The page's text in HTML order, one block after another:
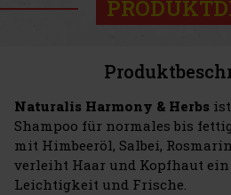
Naturalis Harmony & Herbs
Shampoo für normales bis
mit Himbeeröl, Salbei,
verleiht Haar und Kopfhaut
Leichtigkeit und Frische.